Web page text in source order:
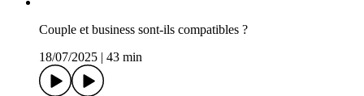
Couple et business sont-ils compatibles ?
18/07/2025
43 min